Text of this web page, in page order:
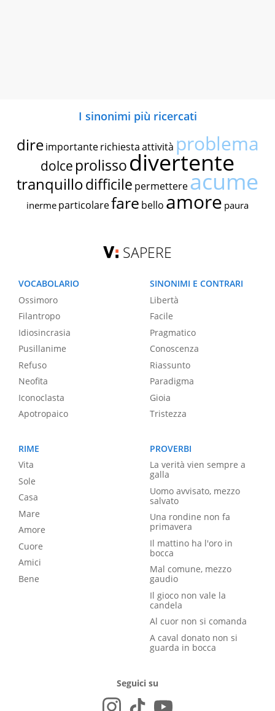
I sinonimi più ricercati
dire importante richiestaattività problema
dolce prolissodivertente
tranquillodifficile permettereacume
inerme particolarefare bello amore paura
SAPERE
VOCABOLARIO
Ossimoro
Filantropo
Idiosincrasia
Pusillanime
Refuso
Neofita
Iconoclasta
Apotropaico
SINONIMI E CONTRARI
Libertà
Facile
Pragmatico
Conoscenza
Riassunto
Paradigma
Gioia
Tristezza
RIME
Vita
Sole
Casa
Mare
Amore
Cuore
Amici
Bene
PROVERBI
La verità vien sempre a
galla
Uomo avvisato, mezzo
salvato
Una rondine non fa
primavera
Il mattino ha l'oro in
bocca
Mal comune, mezzo
gaudio
Il gioco non vale la
candela
Al cuor non si comanda
A caval donato non si
guarda in bocca
Seguici su